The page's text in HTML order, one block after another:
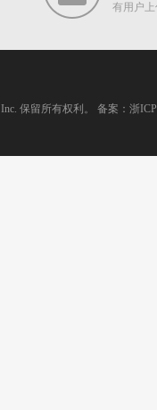
有用户
Inc. 保留所有权利。 备案： 浙